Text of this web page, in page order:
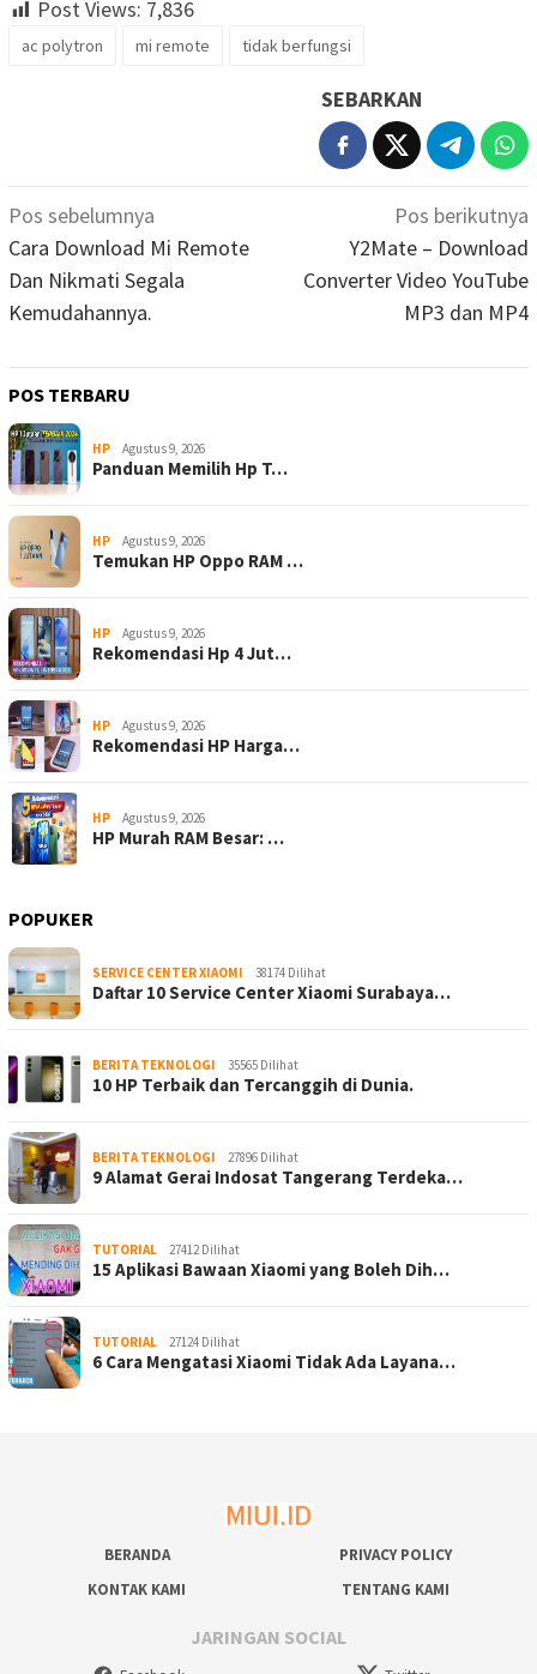
Post Views: 7,836
ac polytron mi remote tidak berfungsi
SEBARKAN
Navigasi
pos
Pos sebelumnya
Cara Download Mi Remote
Dan Nikmati Segala
Kemudahannya.
Pos berikutnya
Y2Mate – Download
Converter Video YouTube
MP3 dan MP4
POS TERBARU
HP Agustus 9, 2026
Panduan Memilih Hp T…
HP Agustus 9, 2026
Temukan HP Oppo RAM …
HP Agustus 9, 2026
Rekomendasi Hp 4 Jut…
HP Agustus 9, 2026
Rekomendasi HP Harga…
HP Agustus 9, 2026
HP Murah RAM Besar: …
POPUKER
SERVICE CENTER XIAOMI 38174 Dilihat
Daftar 10 Service Center Xiaomi Surabaya…
BERITA TEKNOLOGI 35565 Dilihat
10 HP Terbaik dan Tercanggih di Dunia.
BERITA TEKNOLOGI 27896 Dilihat
9 Alamat Gerai Indosat Tangerang Terdeka…
TUTORIAL 27412 Dilihat
15 Aplikasi Bawaan Xiaomi yang Boleh Dih…
TUTORIAL 27124 Dilihat
6 Cara Mengatasi Xiaomi Tidak Ada Layana…
BERANDA
PRIVACY POLICY
KONTAK KAMI
TENTANG KAMI
JARINGAN SOCIAL